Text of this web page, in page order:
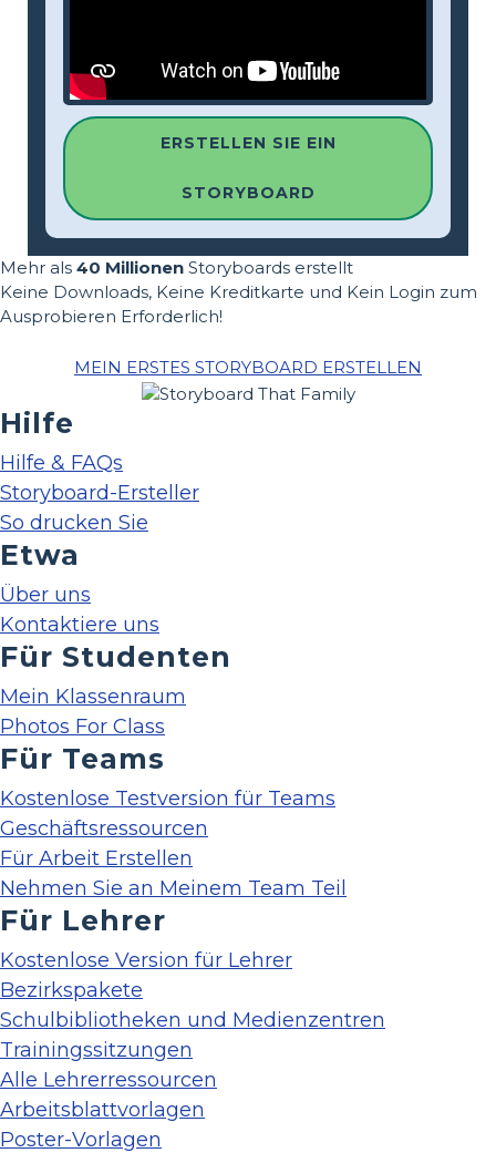
ERSTELLEN SIE EIN
STORYBOARD
Mehr als 40 Millionen Storyboards erstellt
Keine Downloads, Keine Kreditkarte und Kein Login zum
Ausprobieren Erforderlich!
MEIN ERSTES STORYBOARD ERSTELLEN
Hilfe
Hilfe & FAQs
Storyboard-Ersteller
So drucken Sie
Etwa
Über uns
Kontaktiere uns
Für Studenten
Mein Klassenraum
Photos For Class
Für Teams
Kostenlose Testversion für Teams
Geschäftsressourcen
Für Arbeit Erstellen
Nehmen Sie an Meinem Team Teil
Für Lehrer
Kostenlose Version für Lehrer
Bezirkspakete
Schulbibliotheken und Medienzentren
Trainingssitzungen
Alle Lehrerressourcen
Arbeitsblattvorlagen
Poster-Vorlagen